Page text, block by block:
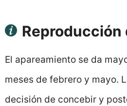
Reproducción
El apareamiento se da
meses de febrero y mayo.
decisión de concebir y